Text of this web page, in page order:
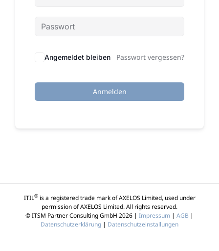
Angemeldet bleiben Passwort vergessen?
Anmelden
ITIL®is a registered trade mark of AXELOS Limited, used under
permission of AXELOS Limited. All rights reserved.
© ITSM Partner Consulting GmbH 2026 | Impressum | AGB |
Datenschutzerklärung | Datenschutzeinstallungen